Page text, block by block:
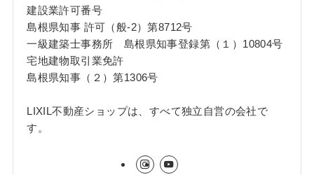
建設業許可番号
島根県知事 許可（般-2）第8712号
一級建築士事務所 島根県知事登録第（１）10804号
宅地建物取引業免許
島根県知事（２）第1306号
LIXIL不動産ショップは、すべて独立自営の会社で
す。